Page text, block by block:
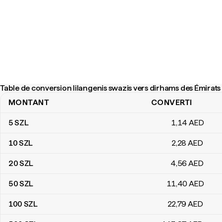
Table de conversion lilangenis swazis vers dirhams des
Table de conversion lilangenis swazis vers dirhams des Émirats
MONTANT CONVERTI
5SZL 1,14 AED
10SZL 2,28 AED
20SZL 4,56 AED
50SZL 11,40 AED
100 SZL 22,79 AED